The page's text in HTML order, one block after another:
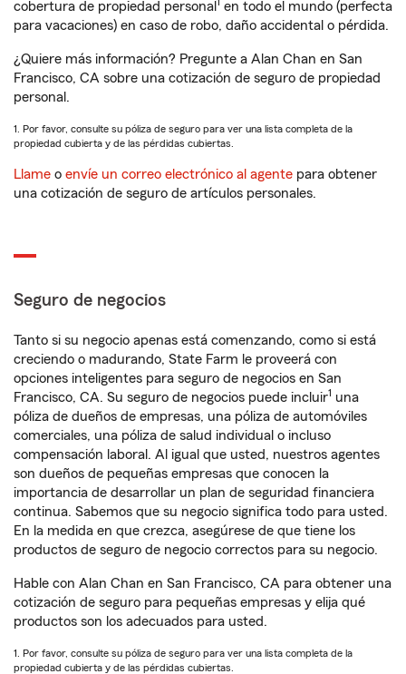
cobertura de propiedad personal
en todo el mundo (perfecta
para vacaciones) en caso de robo, daño accidental o pérdida.
¿Quiere más información? Pregunte a Alan Chan en San
Francisco, CA sobre una cotización de seguro de propiedad
personal.
1. Por favor, consulte su póliza de seguro para ver una lista completa de la
propiedad cubierta y de las pérdidas cubiertas.
Llame o envíe un correo electrónico al agente para obtener
una cotización de seguro de artículos personales.
Seguro de negocios
Tanto si su negocio apenas está comenzando, como si está
creciendo o madurando, State Farm le proveerá con
opciones inteligentes para seguro de negocios en San
Francisco, CA. Su seguro de negocios puede incluir1 una
póliza de dueños de empresas, una póliza de automóviles
comerciales, una póliza de salud individual o incluso
compensación laboral. Al igual que usted, nuestros agentes
son dueños de pequeñas empresas que conocen la
importancia de desarrollar un plan de seguridad financiera
continua. Sabemos que su negocio significa todo para usted.
En la medida en que crezca, asegúrese de que tiene los
productos de seguro de negocio correctos para su negocio.
Hable con Alan Chan en San Francisco, CA para obtener una
cotización de seguro para pequeñas empresas y elija qué
productos son los adecuados para usted.
1. Por favor, consulte su póliza de seguro para ver una lista completa de la
propiedad cubierta y de las pérdidas cubiertas.